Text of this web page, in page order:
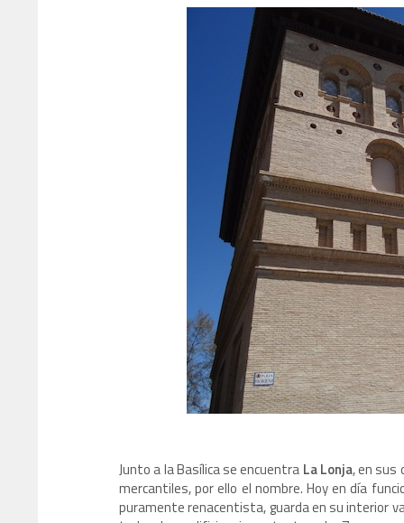
Junto a la Basílica se encuentra La Lonja, en sus
mercantiles, por ello el nombre. Hoy en día
puramente renacentista, guarda en su interior